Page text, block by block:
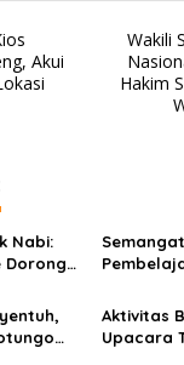
Akui
Wakili
Hakim
Nabi:
Dorong
Kelas
Meet
Aktivitas
Upacara